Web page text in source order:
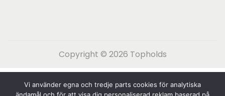
Copyright © 2026 Topholds
Español ( Spanska ) English (Engelska )
Vi använder egna och tredje parts cookies för analytiska